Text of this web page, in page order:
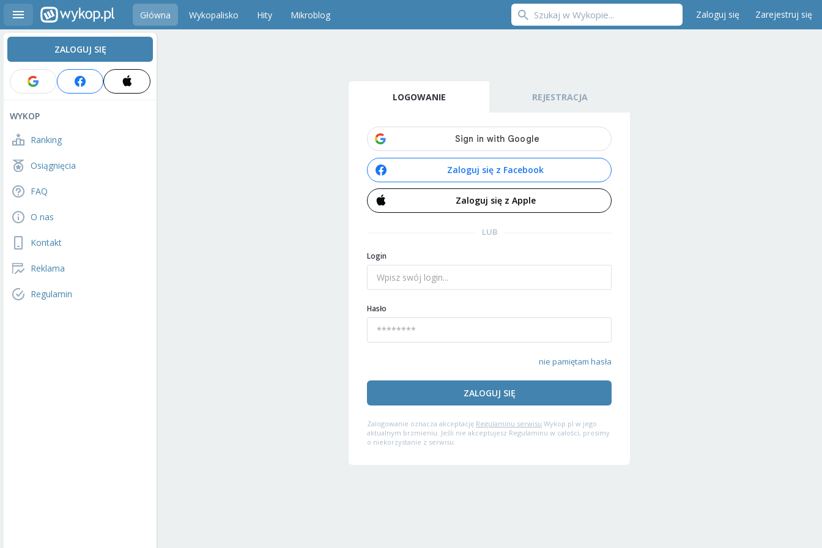
Główna Wykopalisko Hity Mikroblog Zaloguj się Zarejestruj się
ZALOGUJ SIĘ
WYKOP
Ranking
Osiągnięcia
FAQ
O nas
Kontakt
Reklama
Regulamin
LOGOWANIE REJESTRACJA
Zaloguj się z Facebook
Zaloguj się z Apple
LUB
Login
Hasło
nie pamiętam hasła
ZALOGUJ SIĘ
Zalogowanie oznacza akceptację Regulaminu serwisu Wykop.pl w jego
aktualnym brzmieniu. Jeśli nie akceptujesz Regulaminu w całości, prosimy
o niekorzystanie z serwisu.